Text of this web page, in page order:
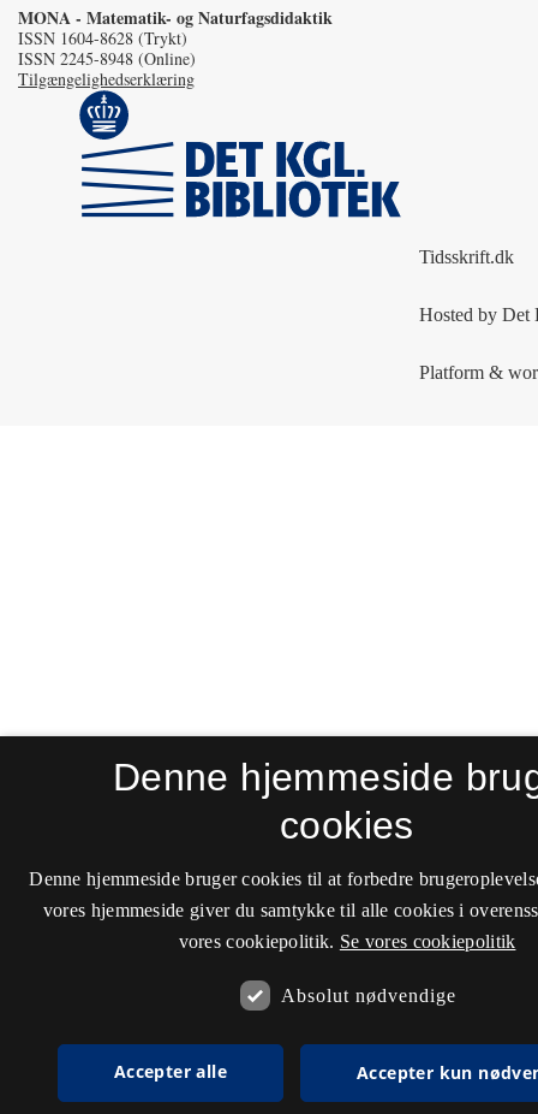
MONA - Matematik- og Naturfagsdidaktik
ISSN 1604-8628 (Trykt)
ISSN 2245-8948 (Online)
Tilgængelighedserklæring
Denne hjemmeside
cookies
Denne hjemmeside bruger cookies til at forbedre
vores hjemmeside giver du samtykke til alle cookies i
vores cookiepolitik. Se vores cookiepolitik
Absolut nødvendige
Accepter alle Accepter kun